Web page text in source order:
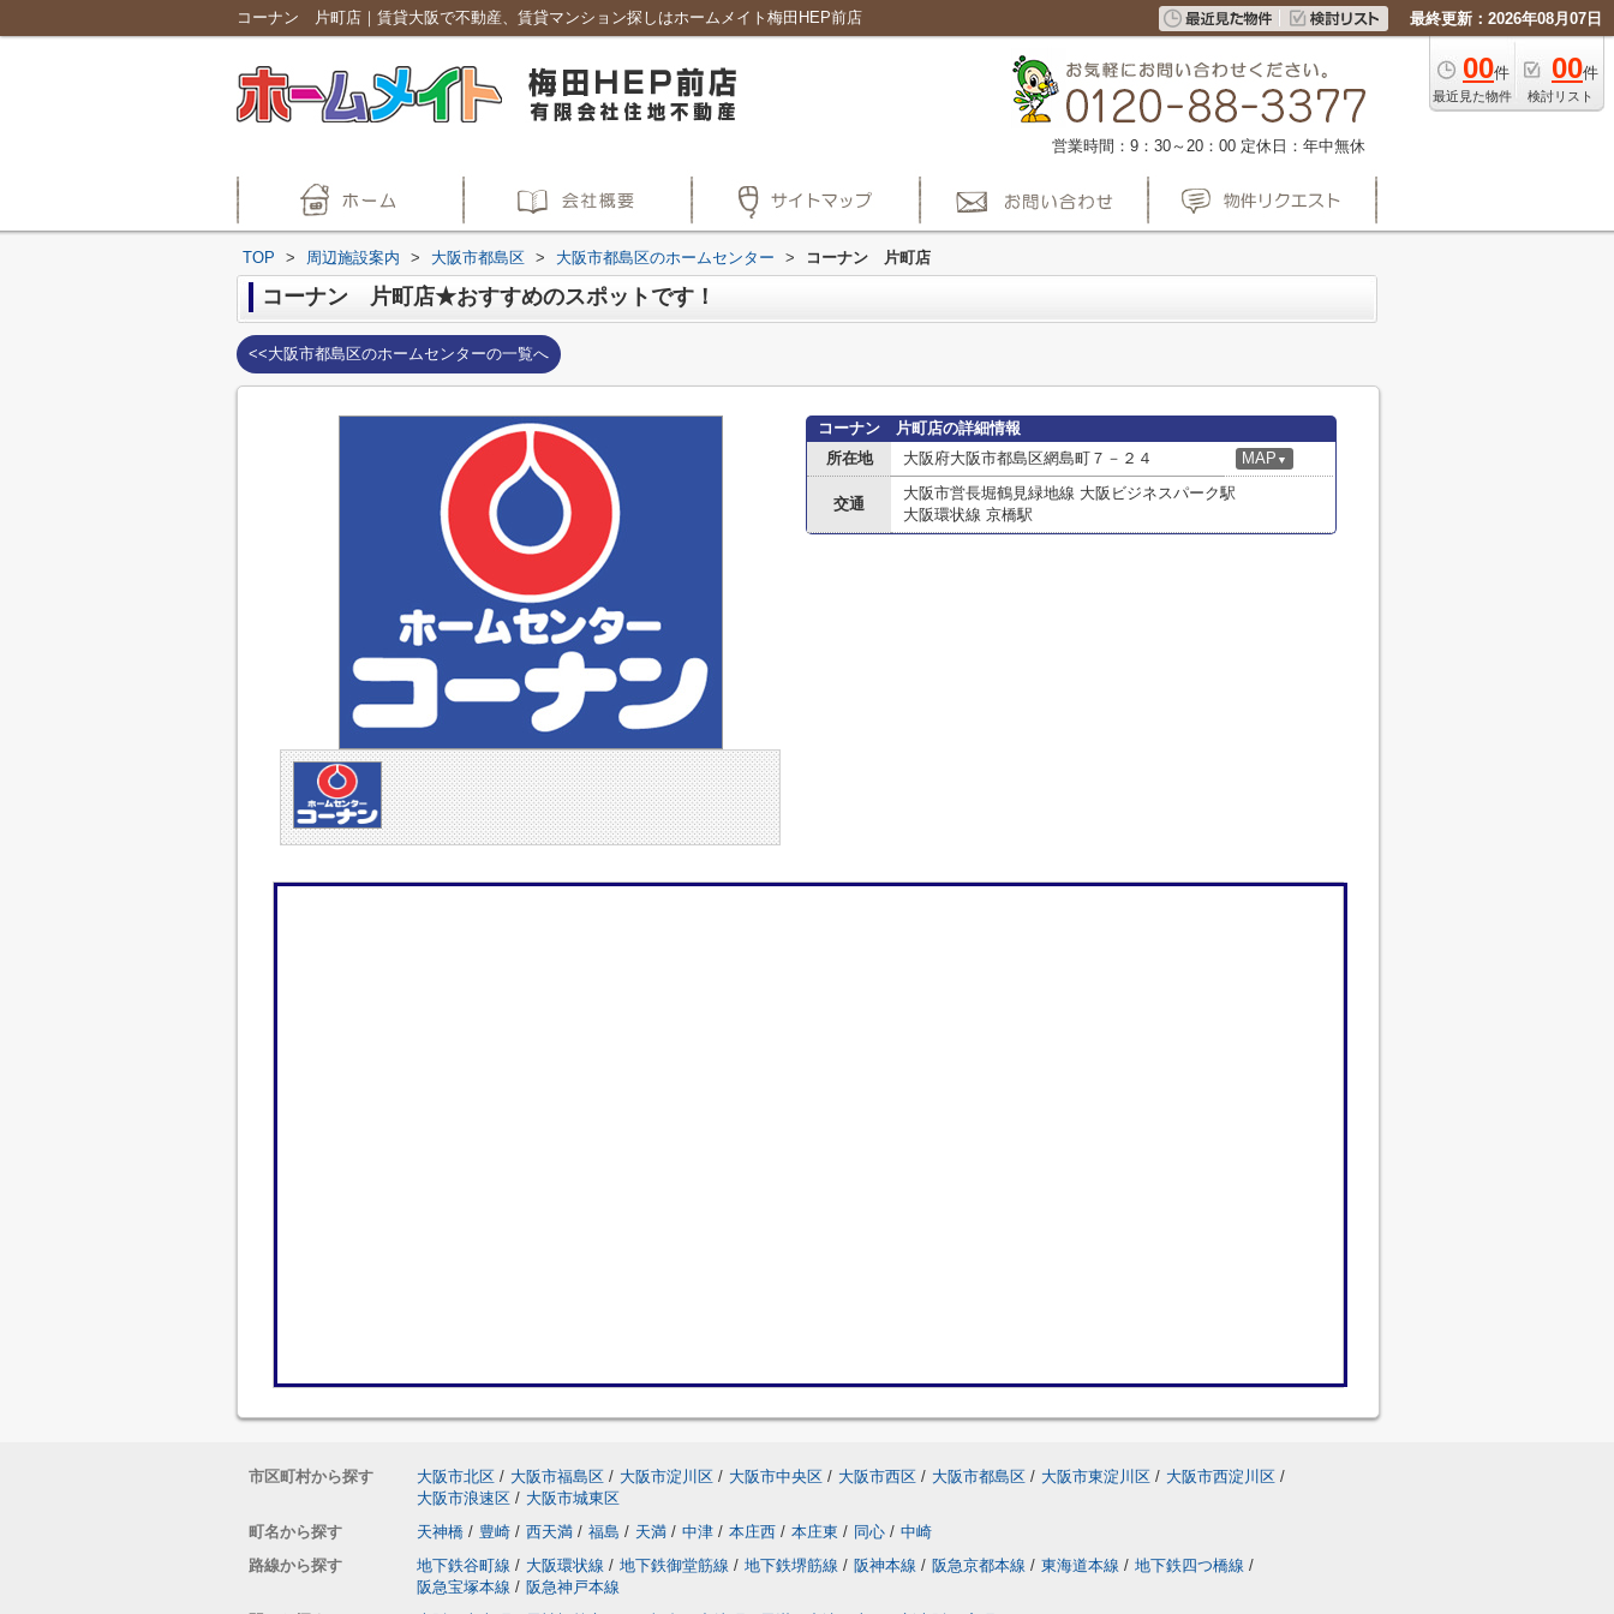
コーナン 片町店｜賃貸大阪で不動産、賃貸マンション探しはホームメイト梅田HEP前店 最終更新：2026年08月07日
00件
最近見た物件
00件
検討リスト
営業時間：9：30～20：00 定休日：年中無休
TOP > 周辺施設案内 > 大阪市都島区 > 大阪市都島区のホームセンター > コーナン 片町店
コーナン 片町店★おすすめのスポットです！
<<大阪市都島区のホームセンターの一覧へ
コーナン 片町店の詳細情報
所在地
大阪府大阪市都島区網島町７－２４ MAP ▼
交通
大阪市営長堀鶴見緑地線 大阪ビジネスパーク駅
大阪環状線 京橋駅
市区町村から探す 大阪市北区 / 大阪市福島区 / 大阪市淀川区 / 大阪市中央区 / 大阪市西区 / 大阪市都島区 / 大阪市東淀川区 / 大阪市西淀川区 /
大阪市浪速区 / 大阪市城東区
町名から探す
天神橋 / 豊崎 / 西天満 / 福島 / 天満 / 中津 / 本庄西 / 本庄東 / 同心 / 中崎
路線から探す
地下鉄谷町線 / 大阪環状線 / 地下鉄御堂筋線 / 地下鉄堺筋線 / 阪神本線 / 阪急京都本線 / 東海道本線 / 地下鉄四つ橋線 /
阪急宝塚本線 / 阪急神戸本線